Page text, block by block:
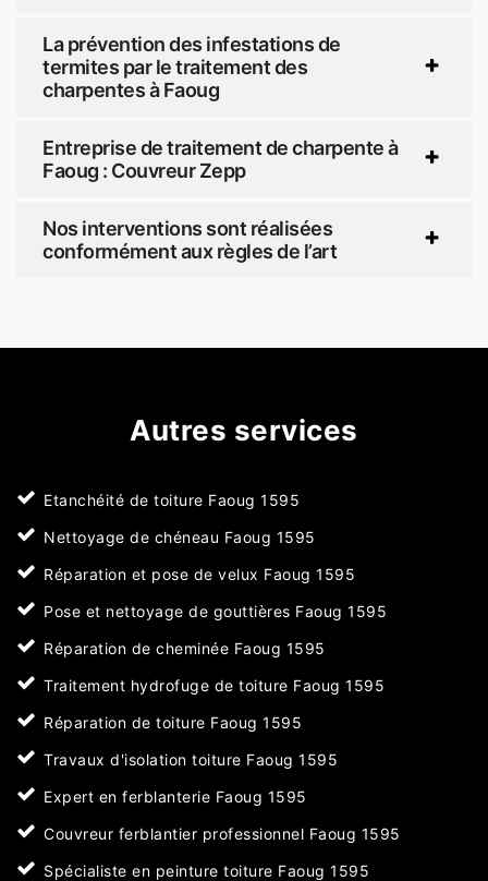
La prévention des infestations de
termites par le traitement des
charpentes à Faoug
Entreprise de traitement de charpente à
Faoug : Couvreur Zepp
Nos interventions sont réalisées
conformément aux règles de l’art
Autres services
Etanchéité de toiture Faoug 1595
Nettoyage de chéneau Faoug 1595
Réparation et pose de velux Faoug 1595
Pose et nettoyage de gouttières Faoug 1595
Réparation de cheminée Faoug 1595
Traitement hydrofuge de toiture Faoug 1595
Réparation de toiture Faoug 1595
Travaux d'isolation toiture Faoug 1595
Expert en ferblanterie Faoug 1595
Couvreur ferblantier professionnel Faoug 1595
Spécialiste en peinture toiture Faoug 1595